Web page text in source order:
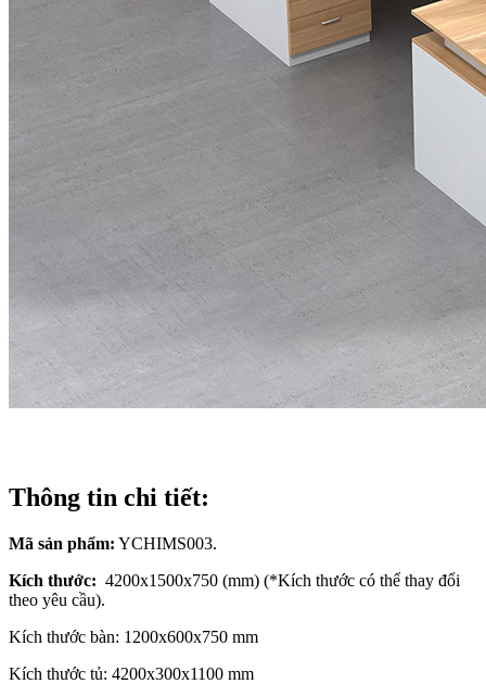
Thông tin chi tiết:
Mã sản phẩm: YCHIMS003.
Kích thước: 4200x1500x750 (mm) (*Kích thước có thể thay đổi
theo yêu cầu).
Kích thước bàn: 1200x600x750 mm
Kích thước tủ: 4200x300x1100 mm